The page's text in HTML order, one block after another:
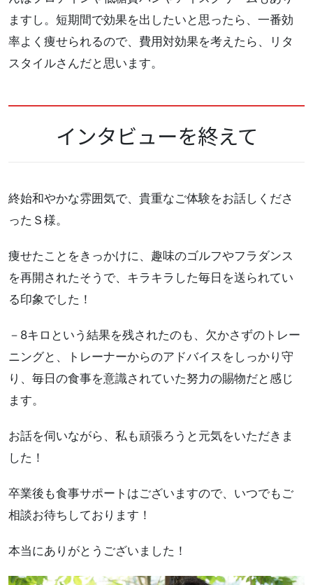
ますし。短期間で効果を出したいと思ったら、一番効
率よく痩せられるので、費用対効果を考えたら、リタ
スタイルさんだと思います。
インタビューを終えて
終始和やかな雰囲気で、貴重なご体験をお話しくださ
ったＳ様。
痩せたことをきっかけに、趣味のゴルフやフラダンス
を再開されたそうで、キラキラした毎日を送られてい
る印象でした！
－8キロという結果を残されたのも、欠かさずのトレー
ニングと、トレーナーからのアドバイスをしっかり守
り、毎日の食事を意識されていた努力の賜物だと感じ
ます。
お話を伺いながら、私も頑張ろうと元気をいただきま
した！
卒業後も食事サポートはございますので、いつでもご
相談お待ちしております！
本当にありがとうございました！